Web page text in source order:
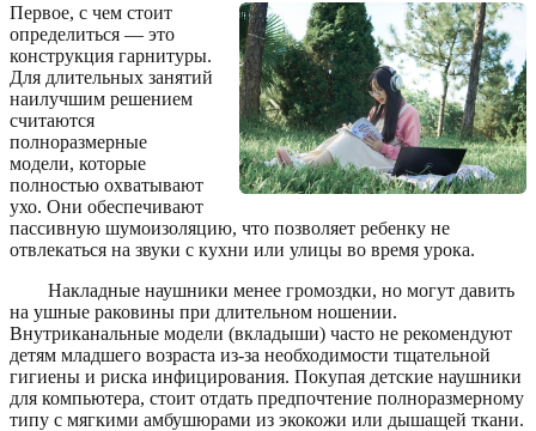
Первое, с чем стоит
определиться — это
конструкция гарнитуры.
Для длительных занятий
наилучшим решением
считаются
полноразмерные
модели, которые
полностью охватывают
ухо. Они обеспечивают
пассивную шумоизоляцию, что позволяет ребенку не
отвлекаться на звуки с кухни или улицы во время урока.
Накладные наушники менее громоздки, но могут давить
на ушные раковины при длительном ношении.
Внутриканальные модели (вкладыши) часто не рекомендуют
детям младшего возраста из-за необходимости тщательной
гигиены и риска инфицирования. Покупая детские наушники
для компьютера, стоит отдать предпочтение полноразмерному
типу с мягкими амбушюрами из экокожи или дышащей ткани.